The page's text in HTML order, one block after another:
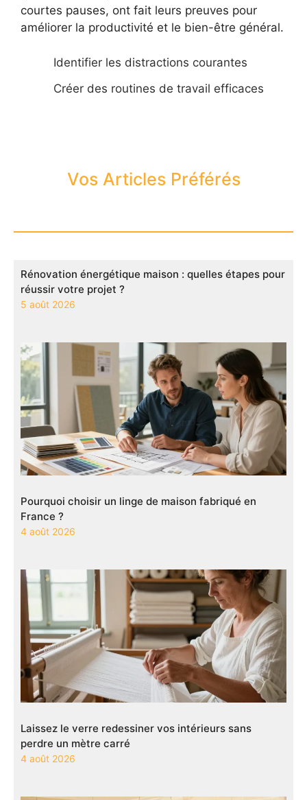
courtes pauses, ont fait leurs preuves pour
améliorer la productivité et le bien-être général.
Identifier les distractions courantes
Créer des routines de travail efficaces
Vos Articles Préférés
Rénovation énergétique maison : quelles étapes pour
réussir votre projet ?
5 août 2026
Pourquoi choisir un linge de maison fabriqué en
France ?
4 août 2026
Laissez le verre redessiner vos intérieurs sans
perdre un mètre carré
4 août 2026